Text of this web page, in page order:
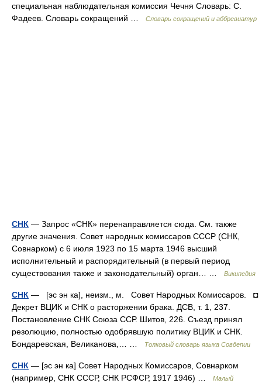
специальная наблюдательная комиссия Чечня Словарь: С.
Фадеев. Словарь сокращений …
Словарь сокращений и аббревиатур
СНК — Запрос «СНК» перенаправляется сюда. Cм. также
другие значения. Совет народных комиссаров СССР (СНК,
Совнарком) c 6 июля 1923 по 15 марта 1946 высший
исполнительный и распорядительный (в первый период
существования также и законодательный) орган… …
Википедия
СНК — [эс эн ка], неизм., м. Совет Народных Комиссаров. ◘
Декрет ВЦИК и СНК о расторжении брака. ДСВ, т. 1, 237.
Постановление СНК Союза ССР. Шитов, 226. Съезд принял
резолюцию, полностью одобрявшую политику ВЦИК и СНК.
Бондаревская, Великанова,… …
Толковый словарь языка Совдепии
СНК — [эс эн ка] Совет Народных Комиссаров, Совнарком
(например, СНК СССР, СНК РСФСР, 1917 1946) …
Малый